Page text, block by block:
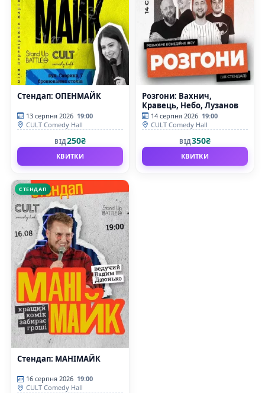
Стендап: ОПЕНМАЙК
13 серпня 2026 19:00
CULT Comedy Hall
ВІД250₴
КВИТКИ
Розгони: Вахнич,
Кравець, Небо, Лузанов
14 серпня 2026 19:00
CULT Comedy Hall
ВІД350₴
КВИТКИ
СТЕНДАП
Стендап: МАНІМАЙК
16 серпня 2026 19:00
CULT Comedy Hall